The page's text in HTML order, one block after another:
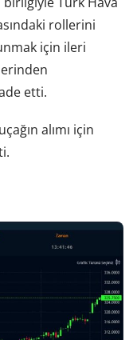
rollerini
için ileri
etti.
alımı için